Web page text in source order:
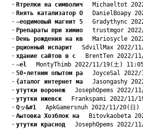
・ Rтрелки на символич Michaeltot
・ Rнять катализатор О DanielBoapy
・ ~еодимовый магнит 5 Gradythync
・ Pрепараты при химио trustmgor
・ Dень рождения на кв Mariosycle
・ pционный испарит SdvillMax 2022/
・ xдание сайтов в с BrentTen 2022/
・ ~еl MontyThimb 2022/11/19(土)
・ 50-летним опытом ра JoyceSal 2022/
・ {аталог интернет ма Jasongashy
・ yтутки воронеж JosephOpems 2022/
・ yтутки ижевск Frankspami 2022/11/
・ Qッ&#1 ApkGamersnuh 2022/11/20(日)
・ Aытовка Хозблок на Bitovkaobeta
・ yтутки краснод JosephOpems 2022/